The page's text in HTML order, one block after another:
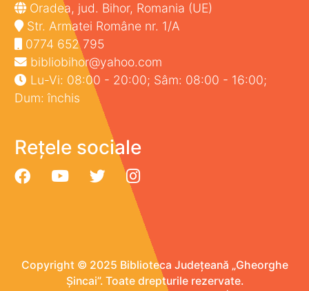
Oradea, jud. Bihor, Romania (UE)
Str. Armatei Române nr. 1/A
0774 652 795
bibliobihor@yahoo.com
Lu-Vi: 08:00 - 20:00; Sâm: 08:00 - 16:00;
Dum: închis
Rețele sociale
Copyright © 2025 Biblioteca Județeană „Gheorghe
Șincai”. Toate drepturile rezervate.